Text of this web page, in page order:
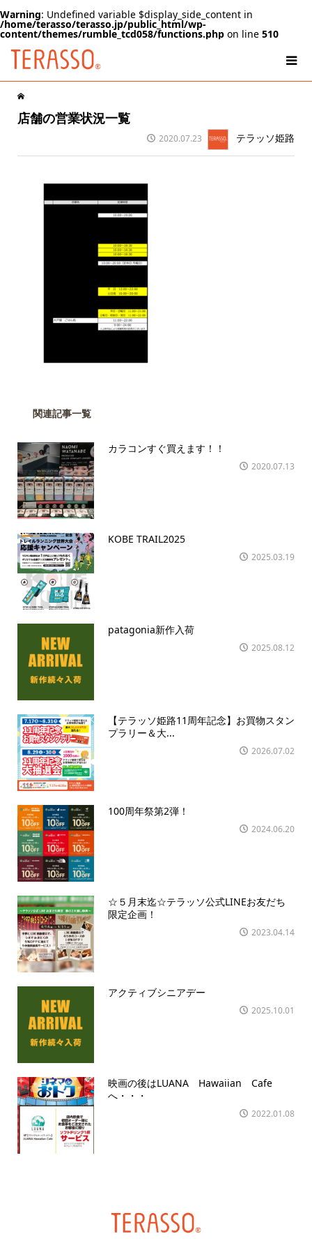
Warning: Undefined variable $display_side_content in
/home/terasso/terasso.jp/public_html/wp-
content/themes/rumble_tcd058/functions.php on line 510
店舗の営業状況一覧
2020.07.23 テラッソ姫路
関連記事一覧
カラコンすぐ買えます！！
2020.07.13
KOBE TRAIL2025
2025.03.19
patagonia新作入荷
2025.08.12
【テラッソ姫路11周年記念】お買物スタン
プラリー＆大...
2026.07.02
100周年祭第2弾！
2024.06.20
☆５月末迄☆テラッソ公式LINEお友だち
限定企画！
2023.04.14
アクティブシニアデー
2025.10.01
映画の後はLUANA Hawaiian Cafe
へ・・・
2022.01.08